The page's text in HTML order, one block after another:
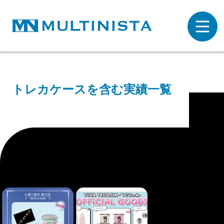
トレカケースを含む実績一覧